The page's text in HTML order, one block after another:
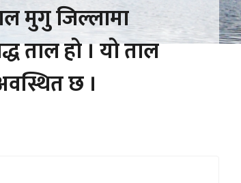
मुगु जिल्लामा
ताल हो । यो ताल
छ ।